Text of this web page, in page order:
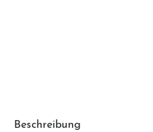
Beschreibung